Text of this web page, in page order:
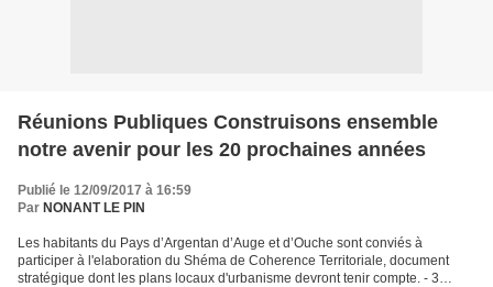
Réunions Publiques Construisons ensemble
notre avenir pour les 20 prochaines années
Publié le 12/09/2017 à 16:59
Par NONANT LE PIN
Les habitants du Pays d’Argentan d’Auge et d’Ouche sont conviés à
participer à l'elaboration du Shéma de Coherence Territoriale, document
stratégique dont les plans locaux d'urbanisme devront tenir compte. - 3